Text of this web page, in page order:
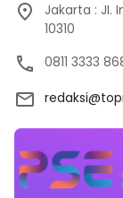
Jakarta : JI.
10310
0811 3333